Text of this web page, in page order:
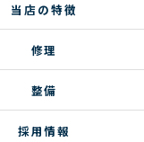
当店の特徴
修理
整備
採用情報